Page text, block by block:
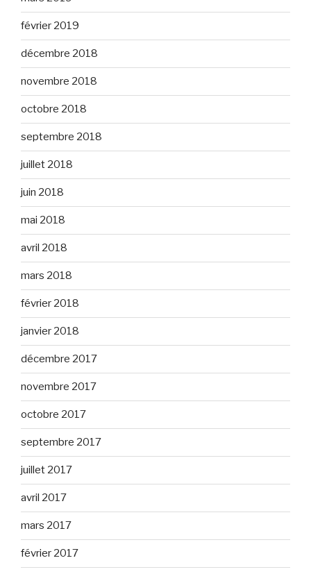
février 2019
décembre 2018
novembre 2018
octobre 2018
septembre 2018
juillet 2018
juin 2018
mai 2018
avril 2018
mars 2018
février 2018
janvier 2018
décembre 2017
novembre 2017
octobre 2017
septembre 2017
juillet 2017
avril 2017
mars 2017
février 2017